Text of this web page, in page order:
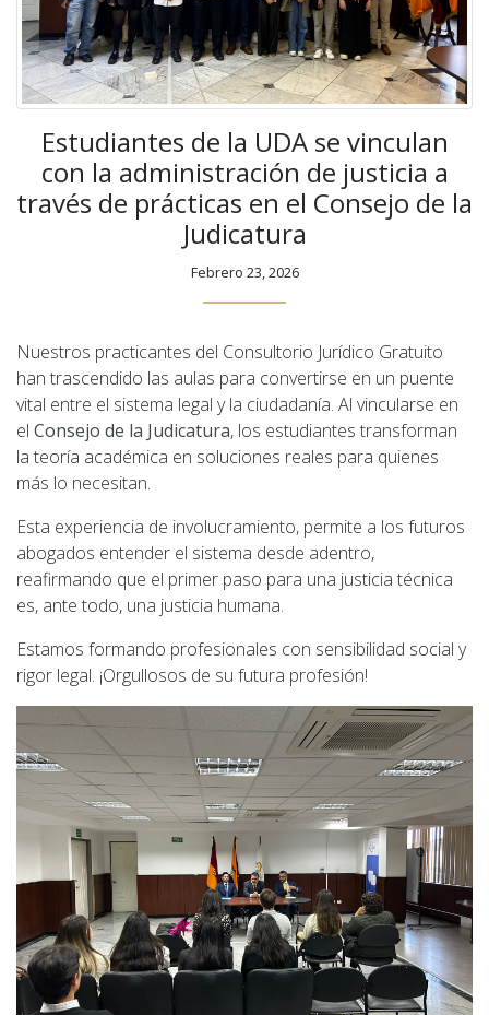
Estudiantes de la UDA se vinculan
con la administración de justicia a
través de prácticas en el Consejo de la
Judicatura
Febrero 23, 2026
Nuestros practicantes del Consultorio Jurídico Gratuito
han trascendido las aulas para convertirse en un puente
vital entre el sistema legal y la ciudadanía. Al vincularse en
el Consejo de la Judicatura, los estudiantes transforman
la teoría académica en soluciones reales para quienes
más lo necesitan.
Esta experiencia de involucramiento, permite a los futuros
abogados entender el sistema desde adentro,
reafirmando que el primer paso para una justicia técnica
es, ante todo, una justicia humana.
Estamos formando profesionales con sensibilidad social y
rigor legal. ¡Orgullosos de su futura profesión!